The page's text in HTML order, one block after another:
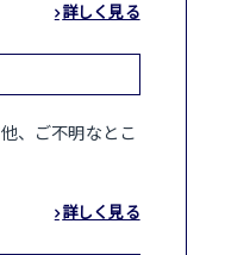
詳しく見る
、ご不明なとこ
詳しく見る